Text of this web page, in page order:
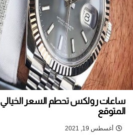
ساعات رولكس تحطم السعر الخيالي
المتوقع
أغسطس 19, 2021